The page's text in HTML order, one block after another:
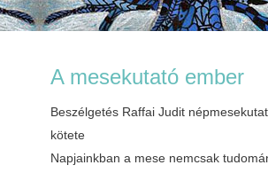
A mesekutató ember
Beszélgetés Raffai Judit
kötete
Napjainkban a mese nemcsak